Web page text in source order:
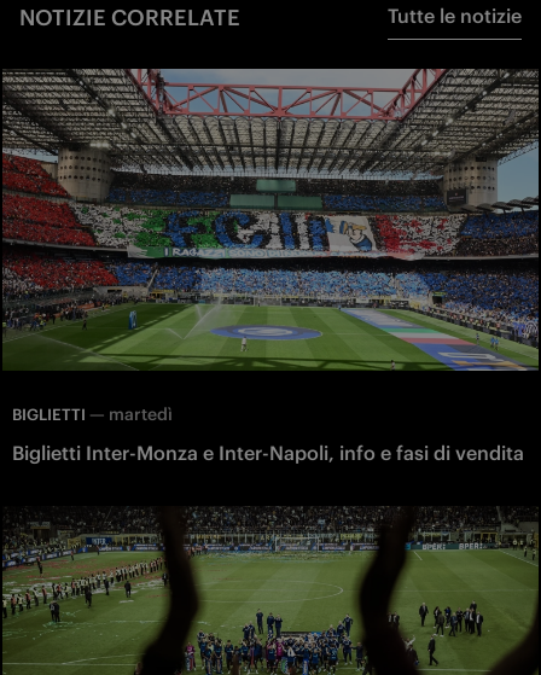
NOTIZIE CORRELATE Tutte le notizie
BIGLIETTI — martedì
Biglietti Inter-Monza e Inter-Napoli, info e fasi di vendita